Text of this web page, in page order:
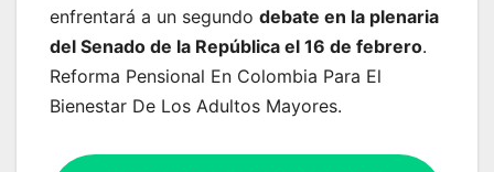
enfrentará a un segundo debate en la plenaria
del Senado de la República el 16 de febrero.
Reforma Pensional En Colombia Para El
Bienestar De Los Adultos Mayores.